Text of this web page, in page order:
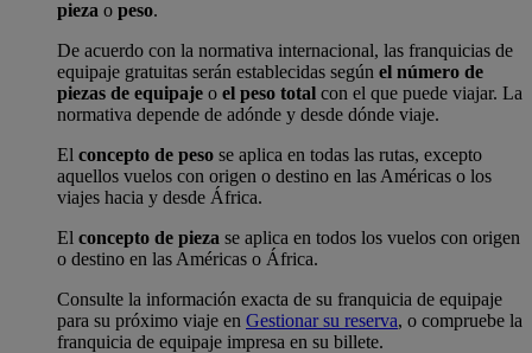
pieza o peso.
De acuerdo con la normativa internacional, las franquicias de
equipaje gratuitas serán establecidas según el número de
piezas de equipaje o el peso total con el que puede viajar. La
normativa depende de adónde y desde dónde viaje.
El concepto de peso se aplica en todas las rutas, excepto
aquellos vuelos con origen o destino en las Américas o los
viajes hacia y desde África.
El concepto de pieza se aplica en todos los vuelos con origen
o destino en las Américas o África.
Consulte la información exacta de su franquicia de equipaje
para su próximo viaje en Gestionar su reserva, o compruebe la
franquicia de equipaje impresa en su billete.